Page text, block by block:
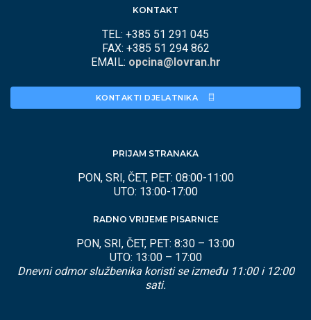
KONTAKT
TEL: +385 51 291 045
FAX: +385 51 294 862
EMAIL: opcina@lovran.hr
KONTAKTI DJELATNIKA
PRIJAM STRANAKA
PON, SRI, ČET, PET: 08:00-11:00
UTO: 13:00-17:00
RADNO VRIJEME PISARNICE
PON, SRI, ČET, PET: 8:30 – 13:00
UTO: 13:00 – 17:00
Dnevni odmor službenika koristi se između 11:00 i 12:00
sati.